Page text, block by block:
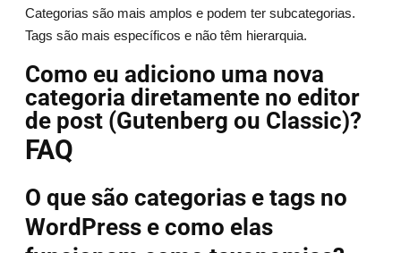
Categorias são mais amplos e podem ter subcategorias.
Tags são mais específicos e não têm hierarquia.
Como eu adiciono uma nova
categoria diretamente no editor
de post (Gutenberg ou Classic)?
FAQ
O que são categorias e tags no
WordPress e como elas